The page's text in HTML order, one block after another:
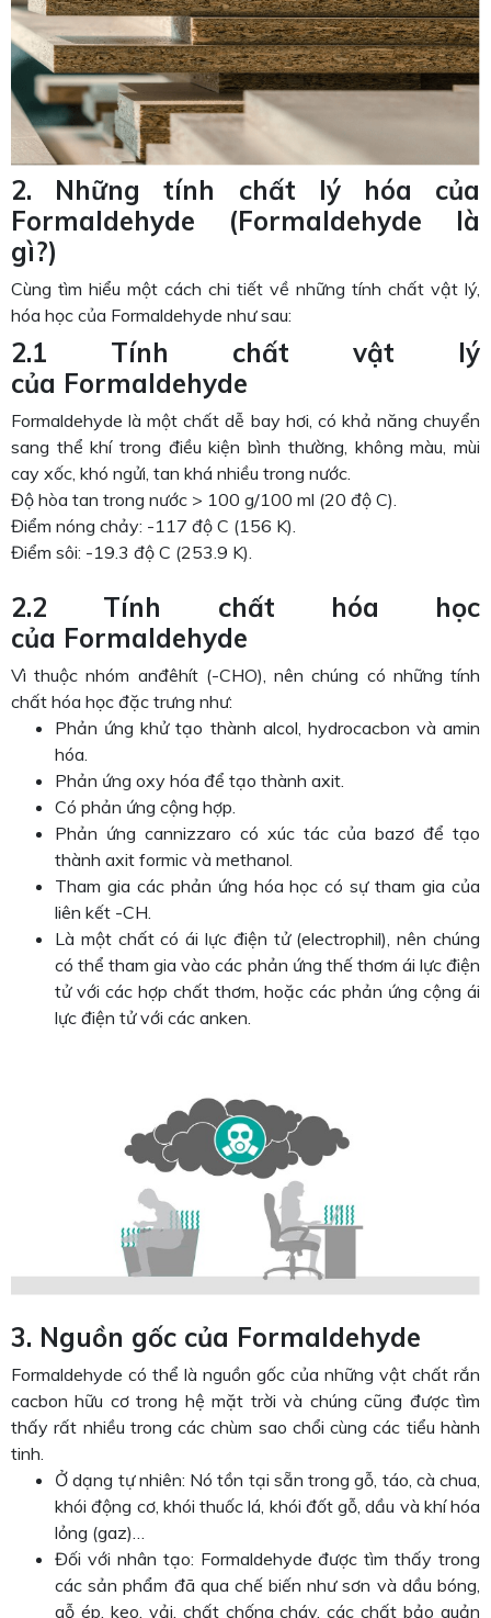
2. Những tính chất lý hóa của
Formaldehyde (Formaldehyde là
gì?)
Cùng tìm hiểu một cách chi tiết về những tính chất vật lý,
hóa học của Formaldehyde như sau:
2.1 Tính chất vật lý
của Formaldehyde
Formaldehyde là một chất dễ bay hơi, có khả năng chuyển
sang thể khí trong điều kiện bình thường, không màu, mùi
cay xốc, khó ngửi, tan khá nhiều trong nước.
Độ hòa tan trong nước > 100 g/100 ml (20 độ C).
Điểm nóng chảy: -117 độ C (156 K).
Điểm sôi: -19.3 độ C (253.9 K).
2.2 Tính chất hóa học
của Formaldehyde
Vì thuộc nhóm anđêhít (-CHO), nên chúng có những tính
chất hóa học đặc trưng như:
Phản ứng khử tạo thành alcol, hydrocacbon và amin
hóa.
Phản ứng oxy hóa để tạo thành axit.
Có phản ứng cộng hợp.
Phản ứng cannizzaro có xúc tác của bazơ để tạo
thành axit formic và methanol.
Tham gia các phản ứng hóa học có sự tham gia của
liên kết -CH.
Là một chất có ái lực điện tử (electrophil), nên chúng
có thể tham gia vào các phản ứng thế thơm ái lực điện
tử với các hợp chất thơm, hoặc các phản ứng cộng ái
lực điện tử với các anken.
3. Nguồn gốc của Formaldehyde
Formaldehyde có thể là nguồn gốc của những vật chất rắn
cacbon hữu cơ trong hệ mặt trời và chúng cũng được tìm
thấy rất nhiều trong các chùm sao chổi cùng các tiểu hành
tinh.
Ở dạng tự nhiên: Nó tồn tại sẵn trong gỗ, táo, cà chua,
khói động cơ, khói thuốc lá, khói đốt gỗ, dầu và khí hóa
lỏng (gaz)…
Đối với nhân tạo: Formaldehyde được tìm thấy trong
các sản phẩm đã qua chế biến như sơn và dầu bóng,
gỗ ép, keo, vải, chất chống cháy, các chất bảo quản